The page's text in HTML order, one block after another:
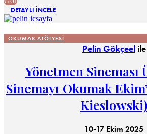
DETAYLI İNCELE
OKUMAK ATÖLYESI
Pelin Gökçeelile
Yönetmen Sineması
Sinemayı Okumak
Kieslowski)
10-17 Ekim 2025